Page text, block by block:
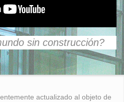
sin construcción?
actualizado al objeto de